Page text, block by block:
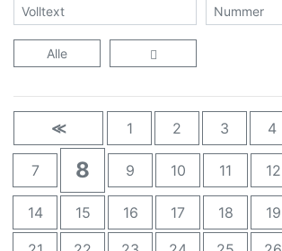
Alle
≪ 1 2 3 4
7 8 9 10 11 12
14 15 16 17 18 19